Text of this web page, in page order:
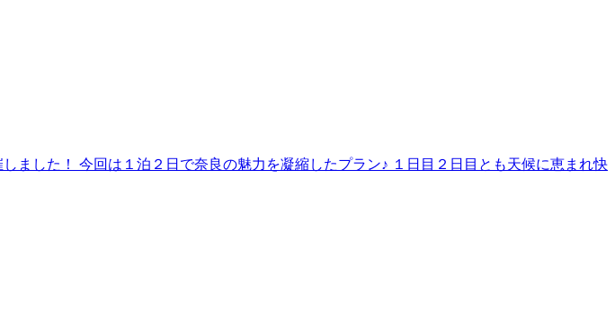
ました！ 今回は１泊２日で奈良の魅力を凝縮したプラン♪ １日目２日目とも天候に恵まれ快